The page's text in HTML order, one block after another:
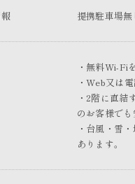
提携駐車場無
・無料Wi-Fi
・Web又は
・2階に直
のお客様でも
・台風・雪
あります。